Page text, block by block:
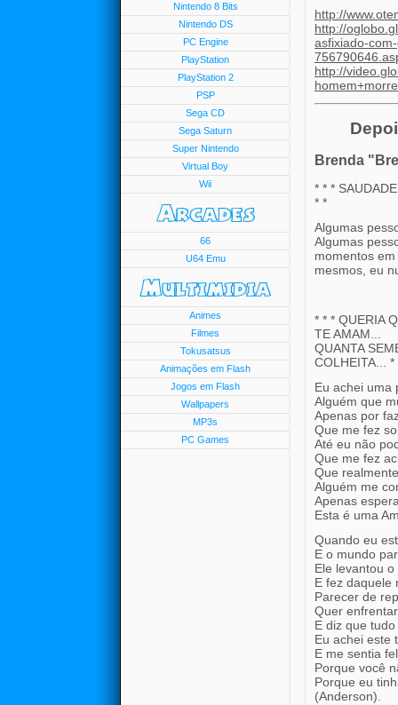
http://
http://
asfixiado-
http://
Brenda
* * *
* *
Algumas
Algumas
momentos
mesmos, eu
* * * QUERIA
TE AMAM...
QUANTA
COLHEITA... *
Eu achei uma
Alguém que
Apenas por
Que me fez
Até eu não
Que me fez
Que
Alguém me
Apenas
Esta é uma
Quando eu
E o mundo
Ele levantou
E fez daquele
Parecer de
Quer
E diz que
Eu achei este
E me sentia
Porque você
Porque eu
(Anderson).
Nintendo 8 Bits
Nintendo DS
PC Engine
PlayStation
PlayStation 2
PSP
Sega CD
Sega Saturn
Super Nintendo
Virtual Boy
Wii
66
U64 Emu
Animes
Filmes
Tokusatsus
Animações em Flash
Jogos em Flash
Wallpapers
MP3s
PC Games